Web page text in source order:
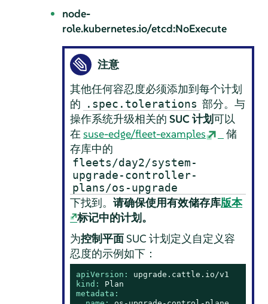
node-
role.kubernetes.io/etcd:NoExecute
注意
其他任何容忍度必须添加到每个计划
的
.spec.tolerations 部分。与
操作系统升级相关的SUC 计划可以
在suse-edge/fleet-examples
储
存库中的
fleets/day2/system-
upgrade-controller-
plans/os-upgrade
下找到。请确保使用有效储存库版本
标记中的计划。
为控制平面 SUC 计划定义自定义容
忍度的示例如下：
apiVersion:
upgrade.cattle.io/v1
kind:
Plan
metadata: